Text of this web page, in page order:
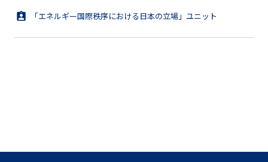
「エネルギー国際秩序における日本の立場」ユニット